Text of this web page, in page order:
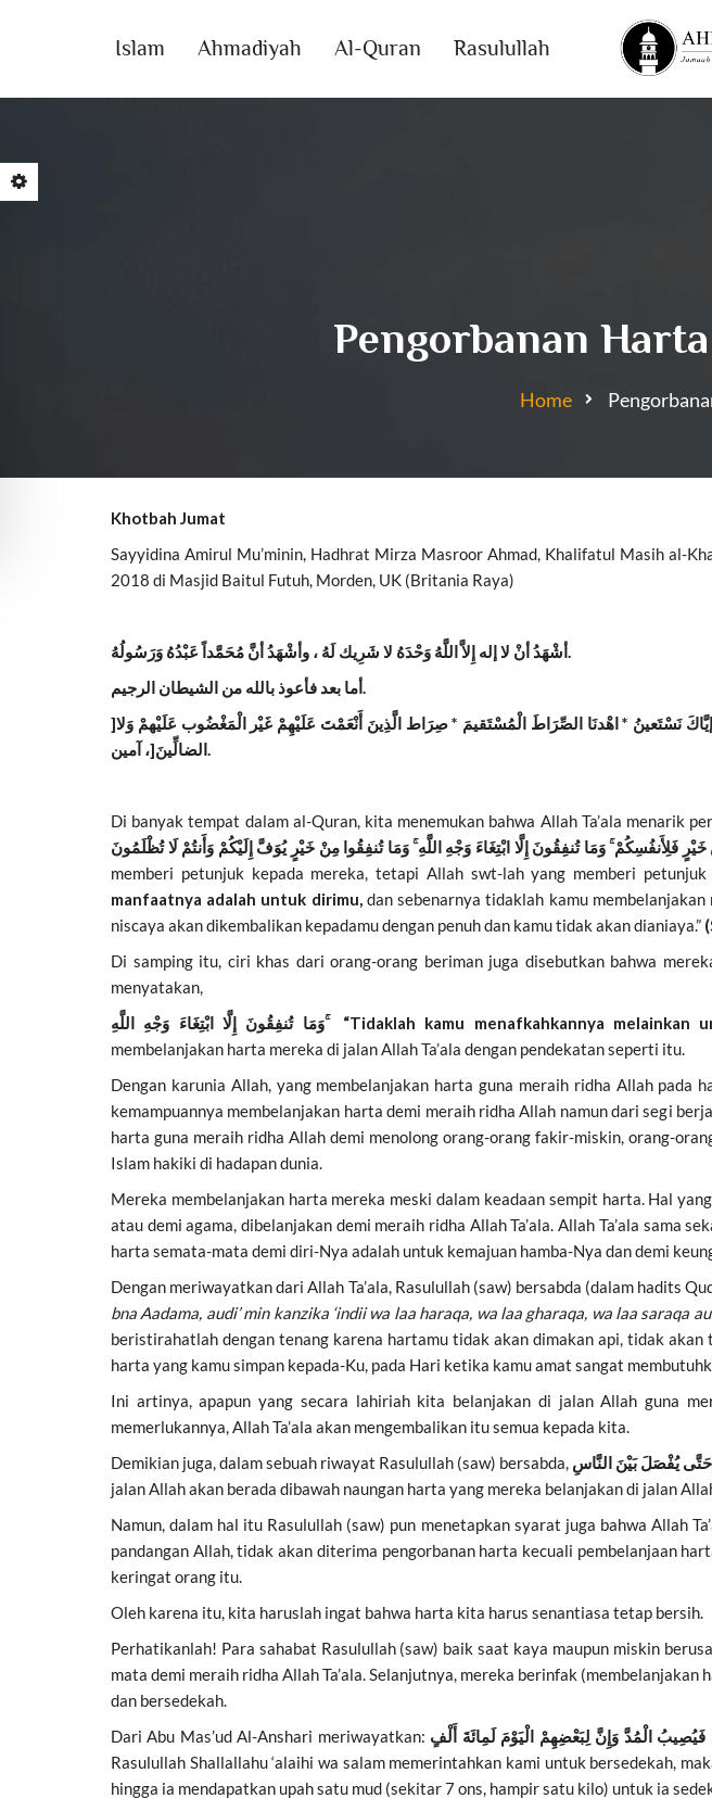
Islam Ahmadiyah Al-Quran Rasulullah
Pengorbanan
Home
Khotbah Jumat
2018 di Masjid Baitul Futuh, Morden, UK (Britania Raya)
أشْهَدُ أنْ لا إله إِلاَّ اللَّهُ وَحْدَهُ لا شَرِيك لَهُ ، وأشْهَدُ أنَّ مُحَمَّداً عَبْدُهُ وَرَسُولُهُ.
أما بعد فأعوذ بالله من الشيطان الرجيم.
]بسْمِ الله الرَّحْمَن الرَّحيم * الْحَمْدُ لله رَبِّ الْعَالَمينَ * الرَّحْمَن الرَّحيم * مَالك يَوْم الدِّين * إيَّاكَ نَعْبُدُ وَإيَّاكَ نَسْتَعينُ * اهْدنَا الصِّرَاطَ الْمُسْتَقيمَ * صِرَاط الَّذِينَ أَنْعَمْتَ عَلَيْهِمْ غَيْر الْمَغْضُوب عَلَيْهمْ وَلا
الضالِّينَ[، آمين.
Di banyak tempat dalam al-Quran, kita menemukan bahwa Allah Ta’ala menarik
memberi petunjuk kepada mereka, tetapi Allah swt-lah yang memberi
manfaatnya adalah untuk dirimu,dan sebenarnya tidaklah kamu
niscaya akan dikembalikan kepadamu dengan penuh dan kamu tidak akan dianiaya.”
Di samping itu, ciri khas dari orang-orang beriman juga disebutkan bahwa
menyatakan,
وَمَا تُنفِقُونَ إِلَّا ابْتِغَاءَ وَجْهِ اللَّهِ ۚ
“Tidaklah kamu menafkahkannya melainkan
membelanjakan harta mereka di jalan Allah Ta’ala dengan pendekatan seperti itu.
Dengan karunia Allah, yang membelanjakan harta guna meraih ridha Allah
kemampuannya membelanjakan harta demi meraih ridha Allah namun dari segi
harta guna meraih ridha Allah demi menolong orang-orang fakir-miskin, orang-
Islam hakiki di hadapan dunia.
Mereka membelanjakan harta mereka meski dalam keadaan sempit harta. Hal
atau demi agama, dibelanjakan demi meraih ridha Allah Ta’ala. Allah Ta’ala
harta semata-mata demi diri-Nya adalah untuk kemajuan hamba-Nya dan demi
Dengan meriwayatkan dari Allah Ta’ala, Rasulullah (saw) bersabda (dalam hadits
bna Aadama, audi’ min kanzika ‘indii wa laa haraqa, wa laa gharaqa, wa laa saraqa
beristirahatlah dengan tenang karena hartamu tidak akan dimakan api, tidak
harta yang kamu simpan kepada-Ku, pada Hari ketika kamu amat sangat
Ini artinya, apapun yang secara lahiriah kita belanjakan di jalan Allah guna
memerlukannya, Allah Ta’ala akan mengembalikan itu semua kepada kita.
Demikian juga, dalam sebuah riwayat Rasulullah (saw) bersabda,
jalan Allah akan berada dibawah naungan harta yang mereka belanjakan di jalan
Namun, dalam hal itu Rasulullah (saw) pun menetapkan syarat juga bahwa Allah
pandangan Allah, tidak akan diterima pengorbanan harta kecuali pembelanjaan
keringat orang itu.
Oleh karena itu, kita haruslah ingat bahwa harta kita harus senantiasa tetap bersih.
Perhatikanlah! Para sahabat Rasulullah (saw) baik saat kaya maupun miskin
mata demi meraih ridha Allah Ta’ala. Selanjutnya, mereka berinfak
dan bersedekah.
Dari Abu Mas’ud Al-Anshari meriwayatkan: الْمُدَّ وَإِنَّ لِبَعْضِهِمْ الْيَوْمَ لَمِائَةَ أَلْفٍ
Rasulullah Shallallahu ‘alaihi wa salam memerintahkan kami untuk bersedekah,
hingga ia mendapatkan upah satu mud (sekitar 7 ons, hampir satu kilo) untuk ia